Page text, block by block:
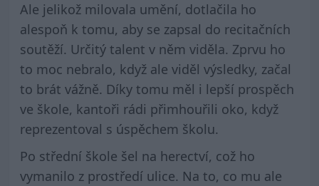
Ale jelikož milovala umění, dotlačila ho
alespoň k tomu, aby se zapsal do recitačních
soutěží. Určitý talent v něm viděla. Zprvu ho
to moc nebralo, když ale viděl výsledky, začal
to brát vážně. Díky tomu měl i lepší prospěch
ve škole, kantoři rádi přimhouřili oko, když
reprezentoval s úspěchem školu.
Po střední škole šel na herectví, což ho
vymanilo z prostředí ulice. Na to, co mu ale